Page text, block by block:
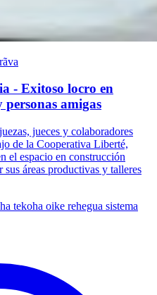
- Exitoso locro en
personas amigas
jueces y colaboradores
de la Cooperativa Liberté,
el espacio en construcción
áreas productivas y talleres
tekoha oike rehegua sistema